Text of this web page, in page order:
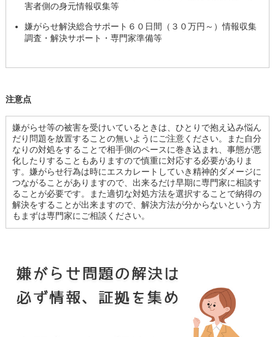
害者側の身元情報収集等
嫌がらせ解決総合サポート６０日間（３０万円～）情報収集
調査・解決サポート・専門家準備等
注意点
嫌がらせ等の被害を受けいているときは、ひとりで抱え込み悩ん
だり問題を放置することの無いようにご注意ください。また自分
なりの対処をすることで相手側のペースに巻き込まれ、事態が悪
化したりすることもありますので慎重に対応する必要がありま
す。嫌がらせ行為は時にエスカレートしていき精神的ダメージに
つながることがありますので、出来るだけ早期に専門家に相談す
ることが必要です。また適切な対処方法を選択することで納得の
解決をすることが出来ますので、解決方法が分からないという方
もまずは専門家にご相談ください。